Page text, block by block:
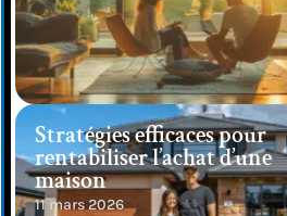
Stratégies efficaces pour
rentabiliser l’achat d’une
maison
11 mars 2026